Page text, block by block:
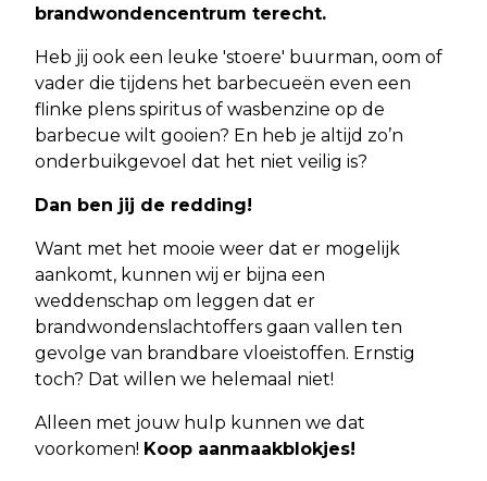
brandwondencentrum terecht.
Heb jij ook een leuke 'stoere' buurman, oom of
vader die tijdens het barbecueën even een
flinke plens spiritus of wasbenzine op de
barbecue wilt gooien? En heb je altijd zo’n
onderbuikgevoel dat het niet veilig is?
Dan ben jij de redding!
Want met het mooie weer dat er mogelijk
aankomt, kunnen wij er bijna een
weddenschap om leggen dat er
brandwondenslachtoffers gaan vallen ten
gevolge van brandbare vloeistoffen. Ernstig
toch? Dat willen we helemaal niet!
Alleen met jouw hulp kunnen we dat
voorkomen! Koop aanmaakblokjes!